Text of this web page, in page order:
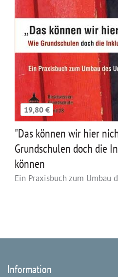
19,80 €
"Das können wir hier
Grundschulen doch die
können
Ein Praxisbuch zum Umbau
Information